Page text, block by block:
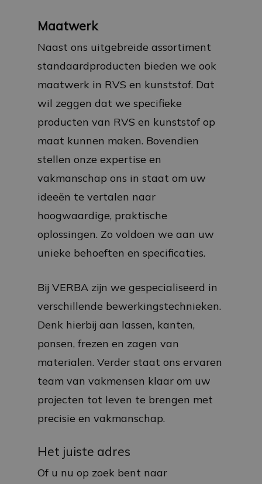
Maatwerk
Naast ons uitgebreide assortiment
standaardproducten bieden we ook
maatwerk in RVS en kunststof. Dat
wil zeggen dat we specifieke
producten van RVS en kunststof op
maat kunnen maken. Bovendien
stellen onze expertise en
vakmanschap ons in staat om uw
ideeën te vertalen naar
hoogwaardige, praktische
oplossingen. Zo voldoen we aan uw
unieke behoeften en specificaties.
Bij VERBA zijn we gespecialiseerd in
verschillende bewerkingstechnieken.
Denk hierbij aan lassen, kanten,
ponsen, frezen en zagen van
materialen. Verder staat ons ervaren
team van vakmensen klaar om uw
projecten tot leven te brengen met
precisie en vakmanschap.
Het juiste adres
Of u nu op zoek bent naar